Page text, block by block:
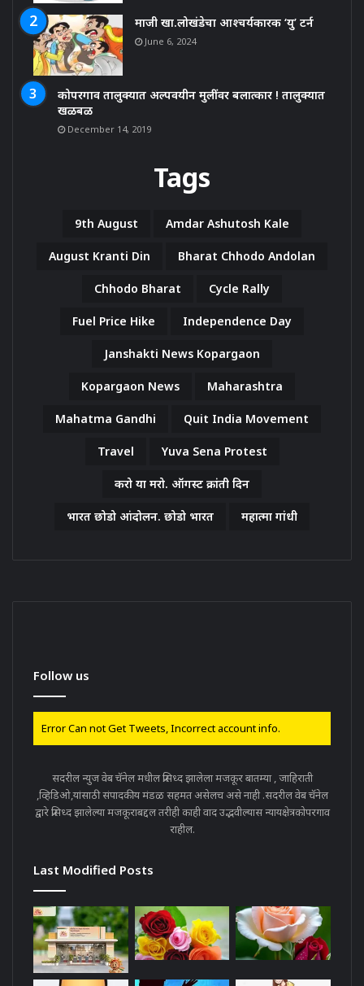
माजी खा.लोखंडेचा आश्चर्यकारक ‘यु’ टर्न
June 6, 2024
कोपरगाव तालुक्यात अल्पवयीन मुलींवर बलात्कार ! तालुक्यात
खळबळ
December 14, 2019
Tags
9th August Amdar Ashutosh Kale
August Kranti Din Bharat Chhodo Andolan
Chhodo Bharat Cycle Rally
Fuel Price Hike Independence Day
Janshakti News Kopargaon
Kopargaon News Maharashtra
Mahatma Gandhi Quit India Movement
Travel Yuva Sena Protest
करो या मरो. ऑगस्ट क्रांती दिन
भारत छोडो आंदोलन. छोडो भारत महात्मा गांधी
Follow us
Error Can not Get Tweets, Incorrect account info.
सदरील न्युज वेब चॅनेल मधील प्रसिध्द झालेला मजकूर बातम्या , जाहिराती
,व्हिडिओ,यांसाठी संपादकीय मंडळ सहमत असेलच असे नाही .सदरील वेब चॅनेल
द्वारे प्रसिध्द झालेल्या मजकूराबद्दल तरीही काही वाद उद्भवील्यास न्यायक्षेत्रकोपरगाव
राहील.
Last Modified Posts